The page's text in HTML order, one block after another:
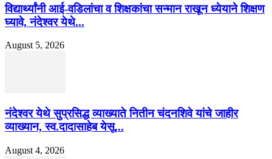
विद्यार्थ्यांनी आई-वडिलांचा व शिक्षकांचा सन्मान राखून ध्येयाने शिक्षण
घ्यावे, नंदेश्वर येथे...
August 5, 2026
नंदेश्वर येथे सुप्रसिद्ध व्याख्याते नितीन चंदनशिवे यांचे जाहीर
व्याख्यान, स्व.दादासाहेब येसू...
August 4, 2026